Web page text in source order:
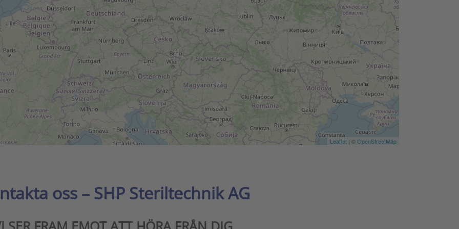
Leaflet | ©OpenStreetMap
oss – SHP Steriltechnik AG